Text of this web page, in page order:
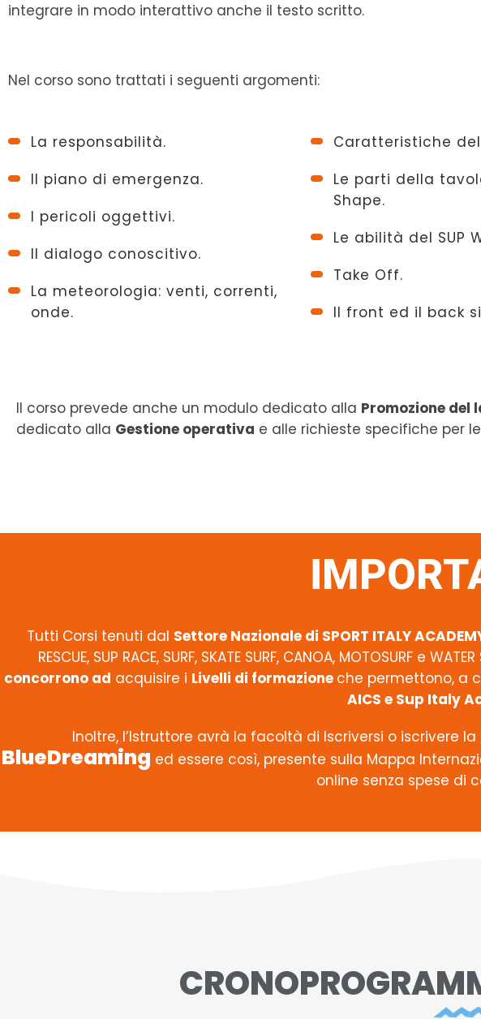
integrare in modo interattivo anche il testo scritto.
Nel corso sono trattati i seguenti argomenti:
La responsabilità.
Il piano di emergenza.
I pericoli oggettivi.
Il dialogo conoscitivo.
La meteorologia: venti, correnti,
onde.
Caratteristiche
Le parti della
Shape.
Le abilità del SUP
Take Off.
Il front ed il back
Il corso prevede anche un modulo dedicato alla Promozione del
dedicato alla Gestione operativa e alle richieste specifiche per
Tutti Corsi tenuti dal Settore Nazionale di SPORT ITALY
RESCUE, SUP RACE, SURF, SKATE SURF, CANOA, MOTOSURF e
concorrono ad acquisire i Livelli di formazione che permettono, a
AICS e Sup Italy
Inoltre, l’Istruttore avrà la facoltà di Iscriversi o iscrivere
BlueDreaming ed essere così, presente sulla Mappa
online senza spese di